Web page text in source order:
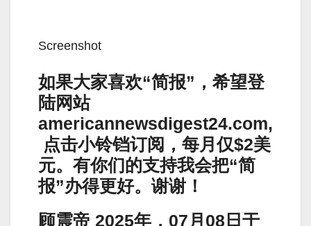
Screenshot
如果大家喜欢“简报”，希望登
陆网站
americannewsdigest24.com,
点击小铃铛订阅，每月仅$2美
元。有你们的支持我会把“简
报”办得更好。谢谢！
顾震帝 2025年，07月08日于